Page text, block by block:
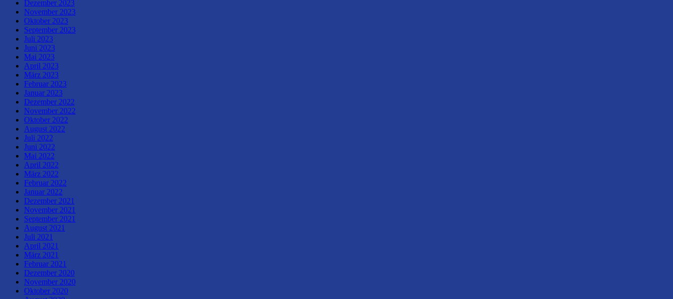
Dezember 2023
November 2023
Oktober 2023
September 2023
Juli 2023
Juni 2023
Mai 2023
April 2023
März 2023
Februar 2023
Januar 2023
Dezember 2022
November 2022
Oktober 2022
August 2022
Juli 2022
Juni 2022
Mai 2022
April 2022
März 2022
Februar 2022
Januar 2022
Dezember 2021
November 2021
September 2021
August 2021
Juli 2021
April 2021
März 2021
Februar 2021
Dezember 2020
November 2020
Oktober 2020